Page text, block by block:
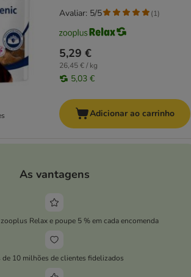
5,29 €
26,45 € / kg
5,03 €
Avaliar: 5/5 (1)
Adicionar ao carrinho
As vantagens
Relax e poupe 5 % em cada encomenda
de 10 milhões de clientes fidelizados